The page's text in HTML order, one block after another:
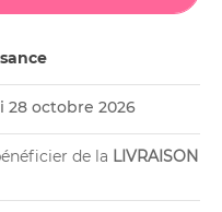
28 octobre 2026
de la LIVRAISON